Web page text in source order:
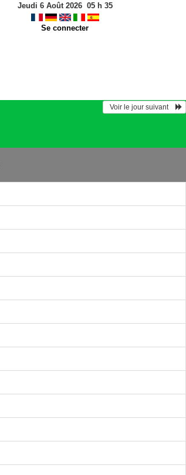
Jeudi 6 Août 2026 05h 35
Se connecter
  Voir le jour suivant